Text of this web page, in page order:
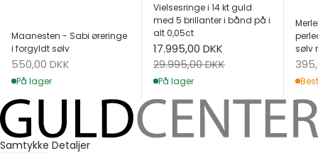
Maanesten - Sabi øreringe
i forgyldt sølv
Salgspris
550,00 DKK
På lager
Vielsesringe i 14 kt guld
med 5 brillanter i bånd på i
alt 0,05ct
Salgspris
17.995,00 DKK
Normalpris
29.995,00 DKK
På lager
sølv
Samtykke Detaljer